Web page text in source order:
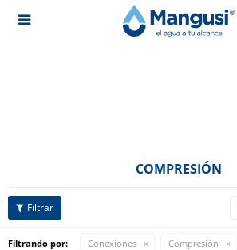

COMPRESIÓN
Filtrando por: Conexiones Compresión